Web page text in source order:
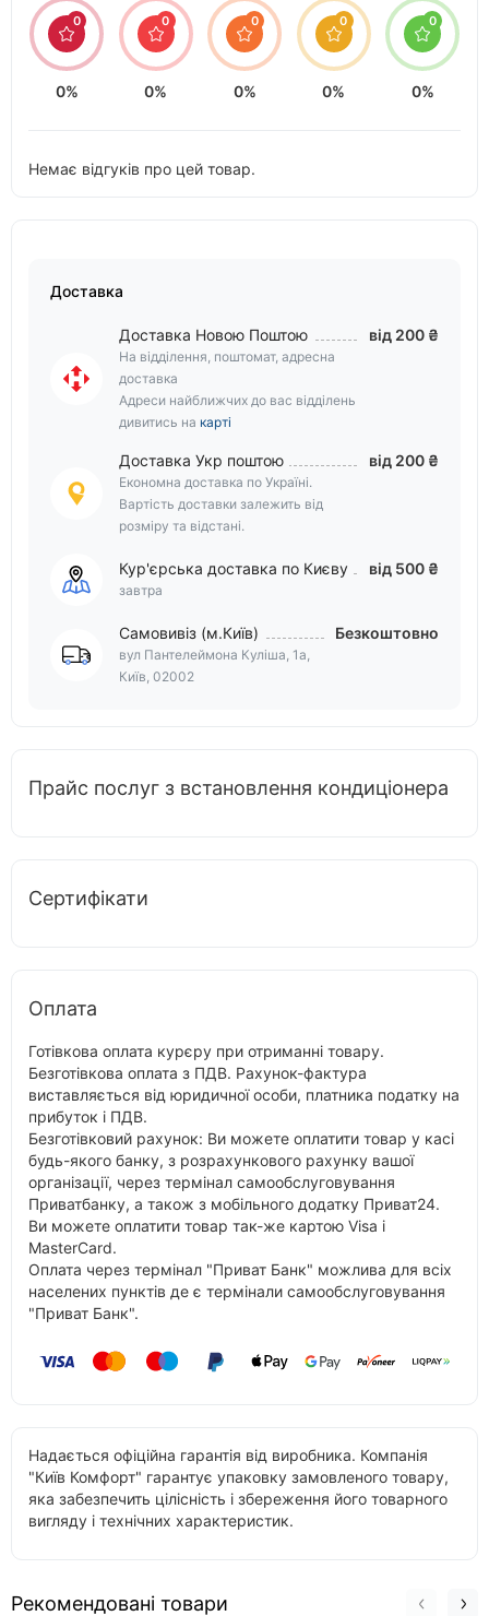
0
0%
0
0%
0
0%
0
0%
0
0%
Немає відгуків про цей товар.
Доставка
Доставка Новою Поштою
На відділення, поштомат, адресна
доставка
Адреси найближчих до вас відділень
дивитись на карті
від 200 ₴
Доставка Укр поштою
Економна доставка по Україні.
Вартість доставки залежить від
розміру та відстані.
від 200 ₴
Кур'єрська доставка по Києву
завтра
від 500 ₴
Самовивіз (м.Київ)
вул Пантелеймона Куліша, 1а,
Київ, 02002
Безкоштовно
Прайс послуг з встановлення кондиціонера
Сертифікати
Оплата
Готівкова оплата курєру при отриманні товару.
Безготівкова оплата з ПДВ. Рахунок-фактура
виставляється від юридичної особи, платника податку на
прибуток і ПДВ.
Безготівковий рахунок: Ви можете оплатити товар у касі
будь-якого банку, з розрахункового рахунку вашої
організації, через термінал самообслуговування
Приватбанку, а також з мобільного додатку Приват24.
Ви можете оплатити товар так-же картою Visa і
MasterCard.
Оплата через термінал "Приват Банк" можлива для всіх
населених пунктів де є термінали самообслуговування
"Приват Банк".
Надається офіційна гарантія від виробника. Компанія
"Київ Комфорт" гарантує упаковку замовленого товару,
яка забезпечить цілісність і збереження його товарного
вигляду і технічних характеристик.
Рекомендовані товари